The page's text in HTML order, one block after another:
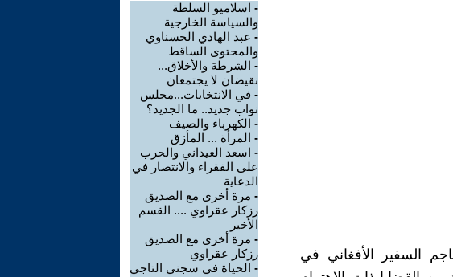
السفير الأفغاني في
- اسلاميو السلطة
والسياسة الخارجية
- عبد الهادي الحسناوي
والمحتوى الساقط
- الشرطة والأخلاق...
نقيضان لا يجتمعان
- في الانتخابات...مجلس
نواب جديد.. ما الجديد؟
- الكهرباء والصيف
- المرأة ... المأزق
- اسعد العيداني والحرب
على الفقراء والانتصار في
الدعاية
- مرة أخرى مع الصديق
رزكار عقراوي .... القسم
الأخير
- مرة أخرى مع الصديق
رزكار عقراوي
- الحياة في سجني التاجي